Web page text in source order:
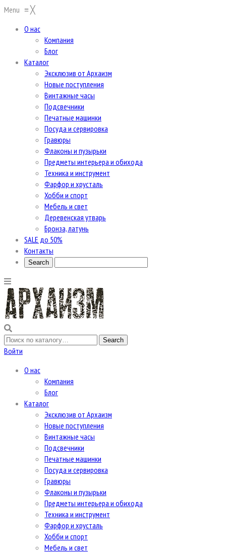
Menu ≡╳
О нас
Компания
Блог
Каталог
Эксклюзив от Архаизм
Новые поступления
Винтажные часы
Подсвечники
Печатные машинки
Посуда и сервировка
Гравюры
Флаконы и пузырьки
Предметы интерьера и обихода
Техника и инструмент
Фарфор и хрусталь
Хобби и спорт
Мебель и свет
Деревенская утварь
Бронза, латунь
SALE до 50%
Контакты
Войти
О нас
Компания
Блог
Каталог
Эксклюзив от Архаизм
Новые поступления
Винтажные часы
Подсвечники
Печатные машинки
Посуда и сервировка
Гравюры
Флаконы и пузырьки
Предметы интерьера и обихода
Техника и инструмент
Фарфор и хрусталь
Хобби и спорт
Мебель и свет